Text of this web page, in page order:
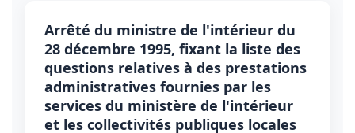
Arrêté du ministre de l'intérieur du
28 décembre 1995, fixant la liste des
questions relatives à des prestations
administratives fournies par les
services du ministère de l'intérieur
et les collectivités publiques locales